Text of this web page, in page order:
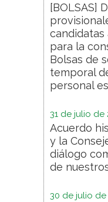
[BOLSAS]
para la
Bolsas de
temporal
personal
31 de julio de
Acuerdo
y la
diálogo
de
30 de julio de